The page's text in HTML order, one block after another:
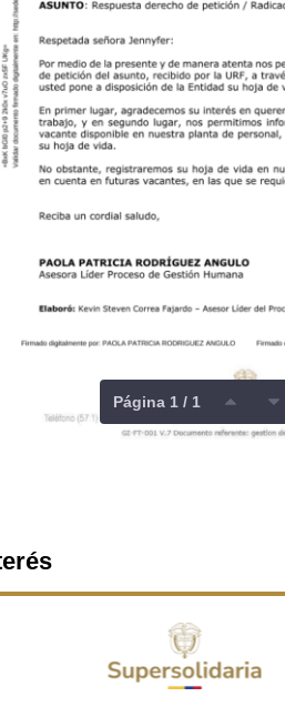
Página 1 / 1